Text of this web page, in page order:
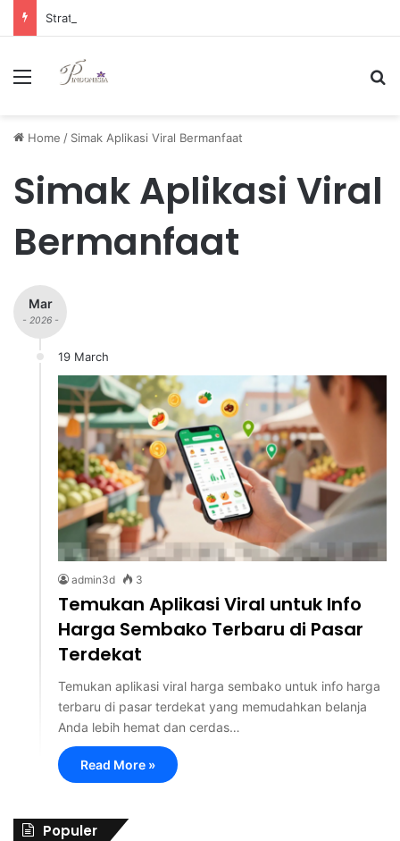
Menu
Home / Simak Aplikasi Viral Bermanfaat
Simak Aplikasi Viral
Bermanfaat
Mar
- 2026 -
19 March
admin3d 3
Temukan Aplikasi Viral untuk Info
Harga Sembako Terbaru di Pasar
Terdekat
Temukan aplikasi viral harga sembako untuk info harga
terbaru di pasar terdekat yang memudahkan belanja
Anda lebih hemat dan cerdas…
Read More »
Populer